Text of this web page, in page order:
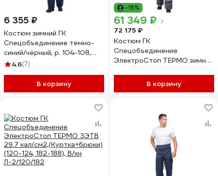
6 355 ₽
Костюм зимний ГК
Спецобъединение темно-
синий/чёрный, р. 104-108,
рост 182-188 Кос
4.6(7)
В корзину
-15%
61 349 ₽
72 175 ₽
Костюм ГК
Спецобъединение
ЭлектроСтоп ТЕРМО зимний
(Куртка+брюки) (120-124,
182-188), В/а-З-7/120/182
В корзину